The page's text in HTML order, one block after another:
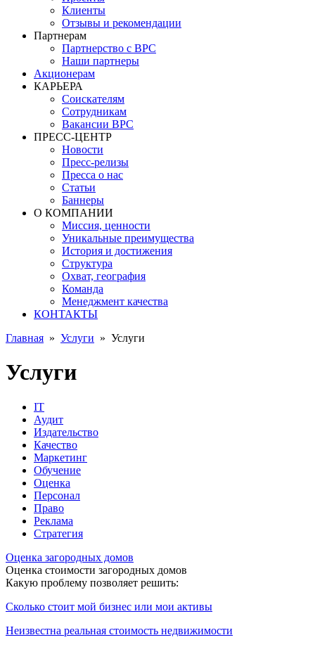
Клиенты
Отзывы и рекомендации
Партнерам
Партнерство с BPC
Наши партнеры
Акционерам
КАРЬЕРА
Соискателям
Сотрудникам
Вакансии BPC
ПРЕСС-ЦЕНТР
Новости
Пресс-релизы
Пресса о нас
Статьи
Баннеры
О КОМПАНИИ
Миссия, ценности
Уникальные преимущества
История и достижения
Структура
Охват, география
Команда
Менеджмент качества
КОНТАКТЫ
Главная » Услуги » Услуги
Услуги
IT
Аудит
Издательство
Качество
Маркетинг
Обучение
Оценка
Персонал
Право
Реклама
Стратегия
Оценка загородных домов
Оценка стоимости загородных домов
Какую проблему позволяет решить:
Сколько стоит мой бизнес или мои активы
Неизвестна реальная стоимость недвижимости